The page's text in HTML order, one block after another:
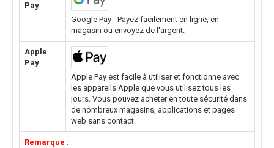
Pay
Google Pay - Payez facilement en ligne, en
magasin ou envoyez de l'argent.
Apple
Pay
Apple Pay est facile à utiliser et fonctionne avec
les appareils Apple que vous utilisez tous les
jours. Vous pouvez acheter en toute sécurité dans
de nombreux magasins, applications et pages
web sans contact.
Remarque :